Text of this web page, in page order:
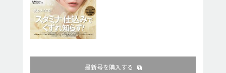
最新号を購入する